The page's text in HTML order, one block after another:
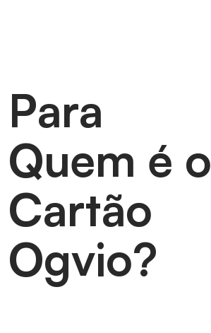
Para
Quem é o
Cartão
Ogvio?